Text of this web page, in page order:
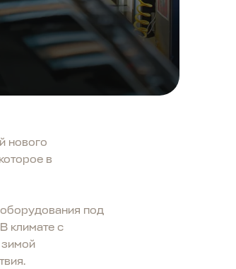
нового
в
под
климате с
зимой